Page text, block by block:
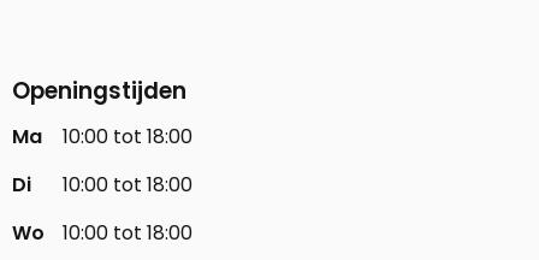
Openingstijden
Ma
10:00 tot 18:00
Di
10:00 tot 18:00
Wo
10:00 tot 18:00